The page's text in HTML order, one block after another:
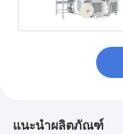
แนะนำผลิตภัณฑ์